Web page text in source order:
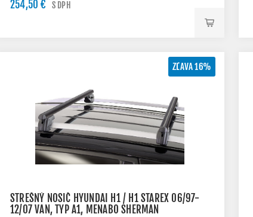
254,50 € S DPH
ZĽAVA 16%
STREŠNÝ NOSIČ HYUNDAI H1 / H1 STAREX 06/97-
12/07 VAN, TYP A1, MENABO SHERMAN